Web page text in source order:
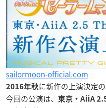
sailormoon-official.com
2016年秋に新作の上演決定
今回の公演は、
東京・AiiA